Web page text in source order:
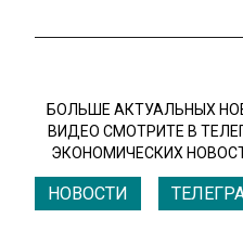
БОЛЬШЕ АКТУАЛЬНЫХ
ВИДЕО СМОТРИТЕ В
ЭКОНОМИЧЕСКИХ
НОВОСТИ